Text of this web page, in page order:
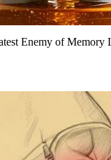
Enemy of Memory